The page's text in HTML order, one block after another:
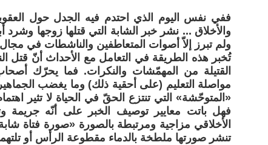
ففي نفس اليوم الذي احتدم فيه الجدل حول
والأخلاق ... نشر خبر الشابة التي قتلها زوجها
ولم تبرز إلاّ أصوات المتعاطفين والناشطات في
تُخبر هذه الطريقة في التعامل مع الأحداث أنّ قتل
القتيلة من المهمّشات والنكرات. فما يحرّك
مواصلة التعليم (على أحقية ذلك) وما يغضب
«المتوحّشة» التي تنتزع الحقّ في الحياة لا تثير
فهل باتت معايير توصيف الخبر على أنّه جريمة
الأخلاقي مزاجية ومرتبطة بالصورة «صورة فتاة
تنشر صورتها ملطخة بالدماء مقطوعة الرأس أو